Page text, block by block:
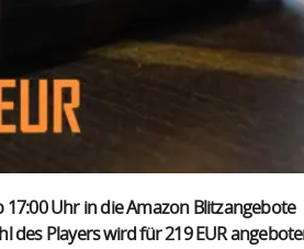
17:00 Uhr in die Amazon Blitzangebote
des Players wird für 219 EUR